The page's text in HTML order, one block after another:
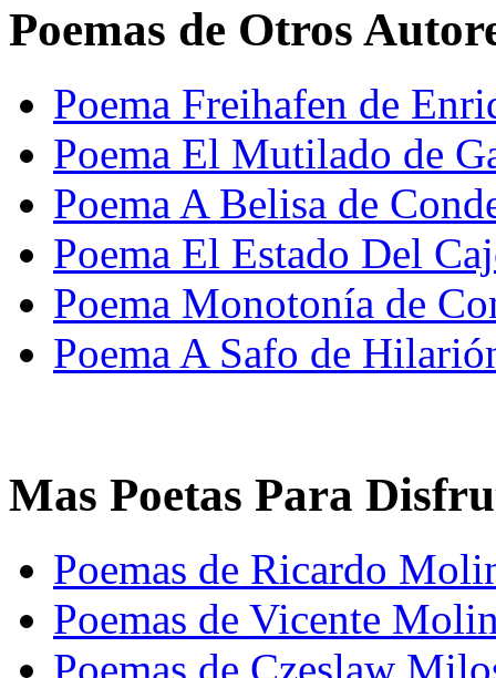
Poemas de Otros
Poema Freihafen de
Poema El Mutilado de
Poema A Belisa de
Poema El Estado Del
Poema Monotonía de
Poema A Safo de
Mas Poetas Para
Poemas de Ricardo
Poemas de Vicente
Poemas de Czeslaw